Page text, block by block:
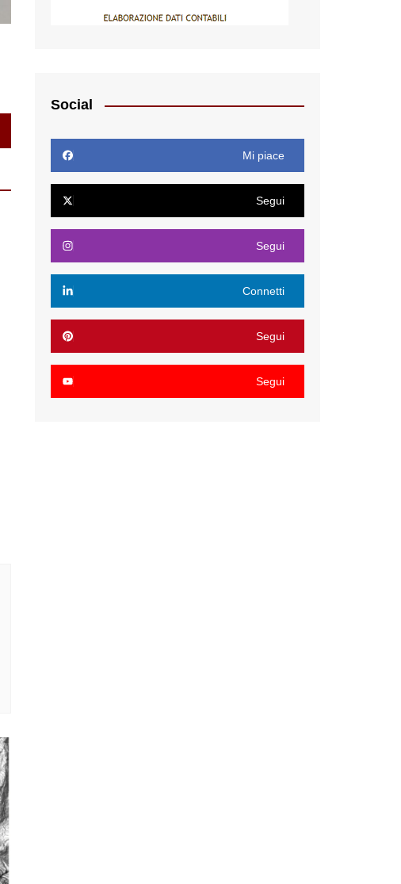
Social
Mi piace
Segui
Segui
Connetti
Segui
Segui